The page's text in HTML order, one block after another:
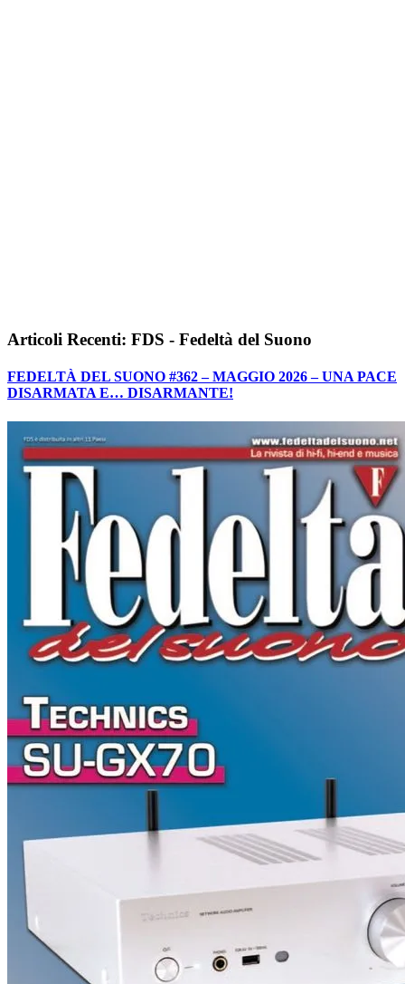
Articoli Recenti: FDS - Fedeltà del Suono
FEDELTÀ DEL SUONO #362 – MAGGIO 2026 – UNA PACE
DISARMATA E… DISARMANTE!